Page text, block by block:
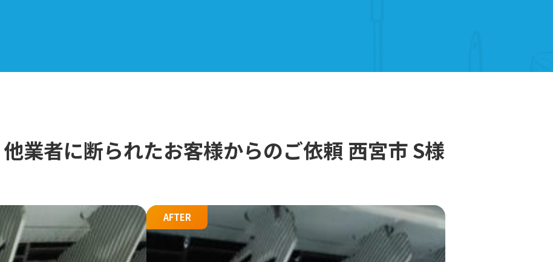
トップページ
水回りクリーニング
業者に断られたお客様からのご依頼 西宮市 S様
AFTER